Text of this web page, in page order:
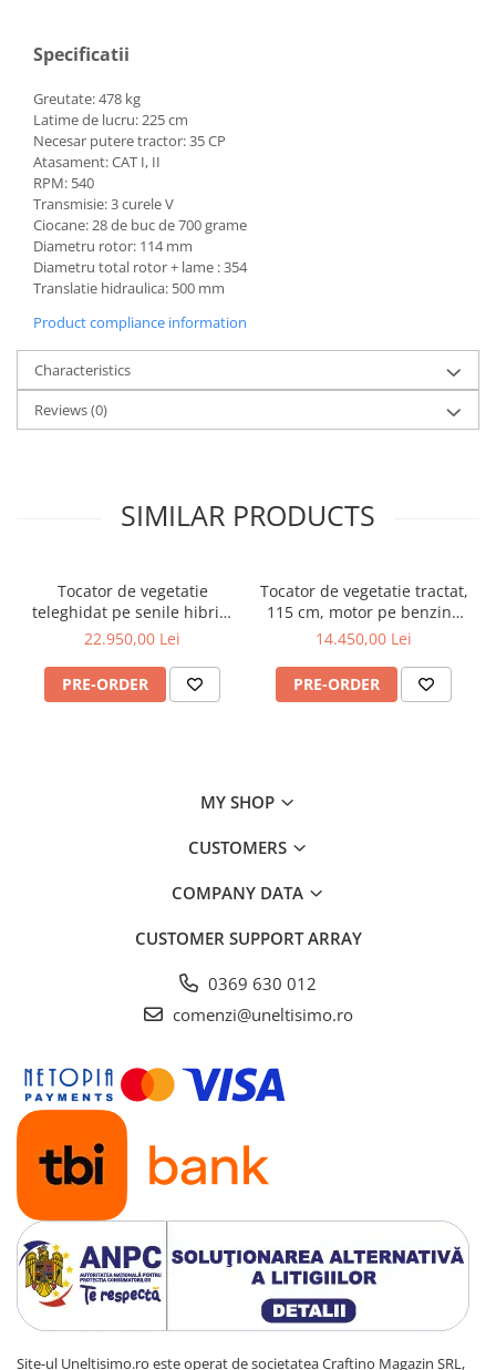
Specificatii
Greutate: 478 kg
Latime de lucru: 225 cm
Necesar putere tractor: 35 CP
Atasament: CAT I, II
RPM: 540
Transmisie: 3 curele V
Ciocane: 28 de buc de 700 grame
Diametru rotor: 114 mm
Diametru total rotor + lame : 354
Translatie hidraulica: 500 mm
Product compliance information
Characteristics
Reviews(0)
SIMILAR PRODUCTS
Tocator de vegetatie
teleghidat pe senile hibrid,
benzina, 120 cm, motor
RSC120PRO Hibrid
22.950,00 Lei
PRE-ORDER
Tocator de vegetatie tractat,
115 cm, motor pe benzina
de 15 CP, Jansen AT-120
14.450,00 Lei
PRE-ORDER
MY SHOP
CUSTOMERS
COMPANY DATA
CUSTOMER SUPPORTARRAY
0369 630 012
comenzi@uneltisimo.ro
Site-ul Uneltisimo.ro este operat de societatea Craftino Magazin SRL,